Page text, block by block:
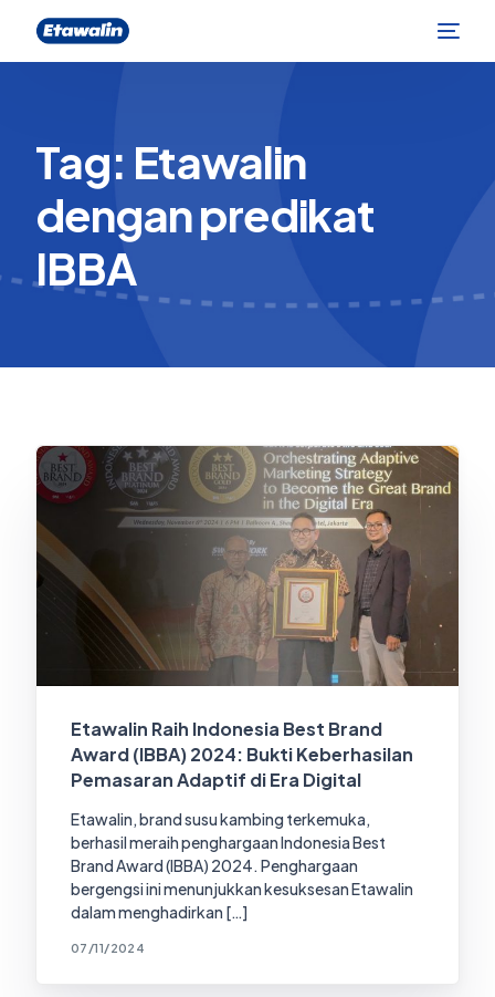
Tag: Etawalin
dengan predikat
IBBA
Etawalin Raih Indonesia Best Brand
Award (IBBA) 2024: Bukti Keberhasilan
Pemasaran Adaptif di Era Digital
Etawalin, brand susu kambing terkemuka,
berhasil meraih penghargaan Indonesia Best
Brand Award (IBBA) 2024. Penghargaan
bergengsi ini menunjukkan kesuksesan Etawalin
dalam menghadirkan […]
07/11/2024